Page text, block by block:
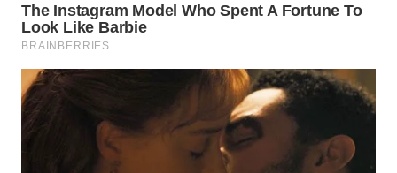
SPORT
WAHANA
UMKM